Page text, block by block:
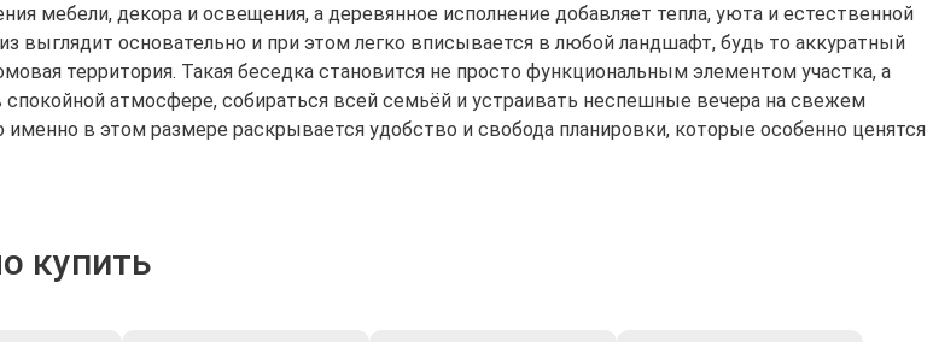
мебели, декора и освещения, а деревянное исполнение добавляет тепла, уюта и естественной
выглядит основательно и при этом легко вписывается в любой ландшафт, будь то аккуратный
территория. Такая беседка становится не просто функциональным элементом участка, а
атмосфере, собираться всей семьёй и устраивать неспешные вечера на свежем
именно в этом размере раскрывается удобство и свобода планировки, которые особенно ценятся
купить